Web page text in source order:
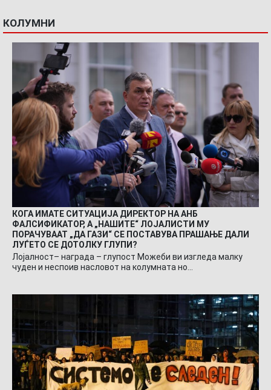
КОЛУМНИ
КОГА ИМАТЕ СИТУАЦИЈА ДИРЕКТОР НА АНБ
ФАЛСИФИКАТОР, А „НАШИТЕ“ ЛОЈАЛИСТИ МУ
ПОРАЧУВААТ „ДА ГАЗИ“ СЕ ПОСТАВУВА ПРАШАЊЕ ДАЛИ
ЛУЃЕТО СЕ ДОТОЛКУ ГЛУПИ?
Лојалност– награда – глупост Можеби ви изгледа малку
чуден и неспоив насловот на колумната но…